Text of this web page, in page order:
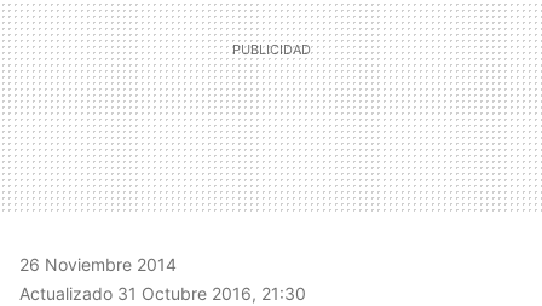
26 Noviembre 2014
Actualizado 31 Octubre 2016, 21:30